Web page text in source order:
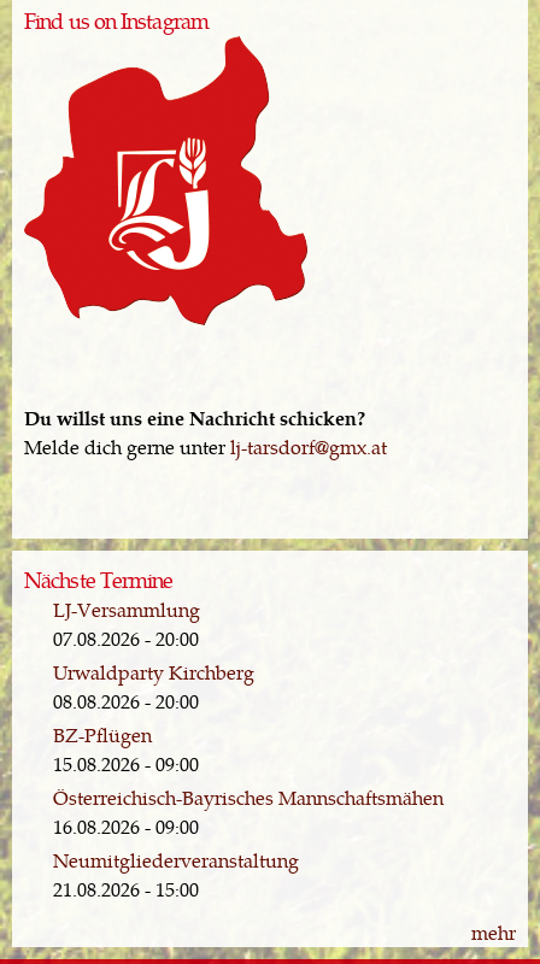
Find us on Instagram
Du willst uns eine Nachricht schicken?
Melde dich gerne unterlj-tarsdorf@gmx.at
Nächste Termine
LJ-Versammlung
07.08.2026 - 20:00
Urwaldparty Kirchberg
08.08.2026 - 20:00
BZ-Pflügen
15.08.2026 - 09:00
Österreichisch-Bayrisches Mannschaftsmähen
16.08.2026 - 09:00
Neumitgliederveranstaltung
21.08.2026 - 15:00
mehr